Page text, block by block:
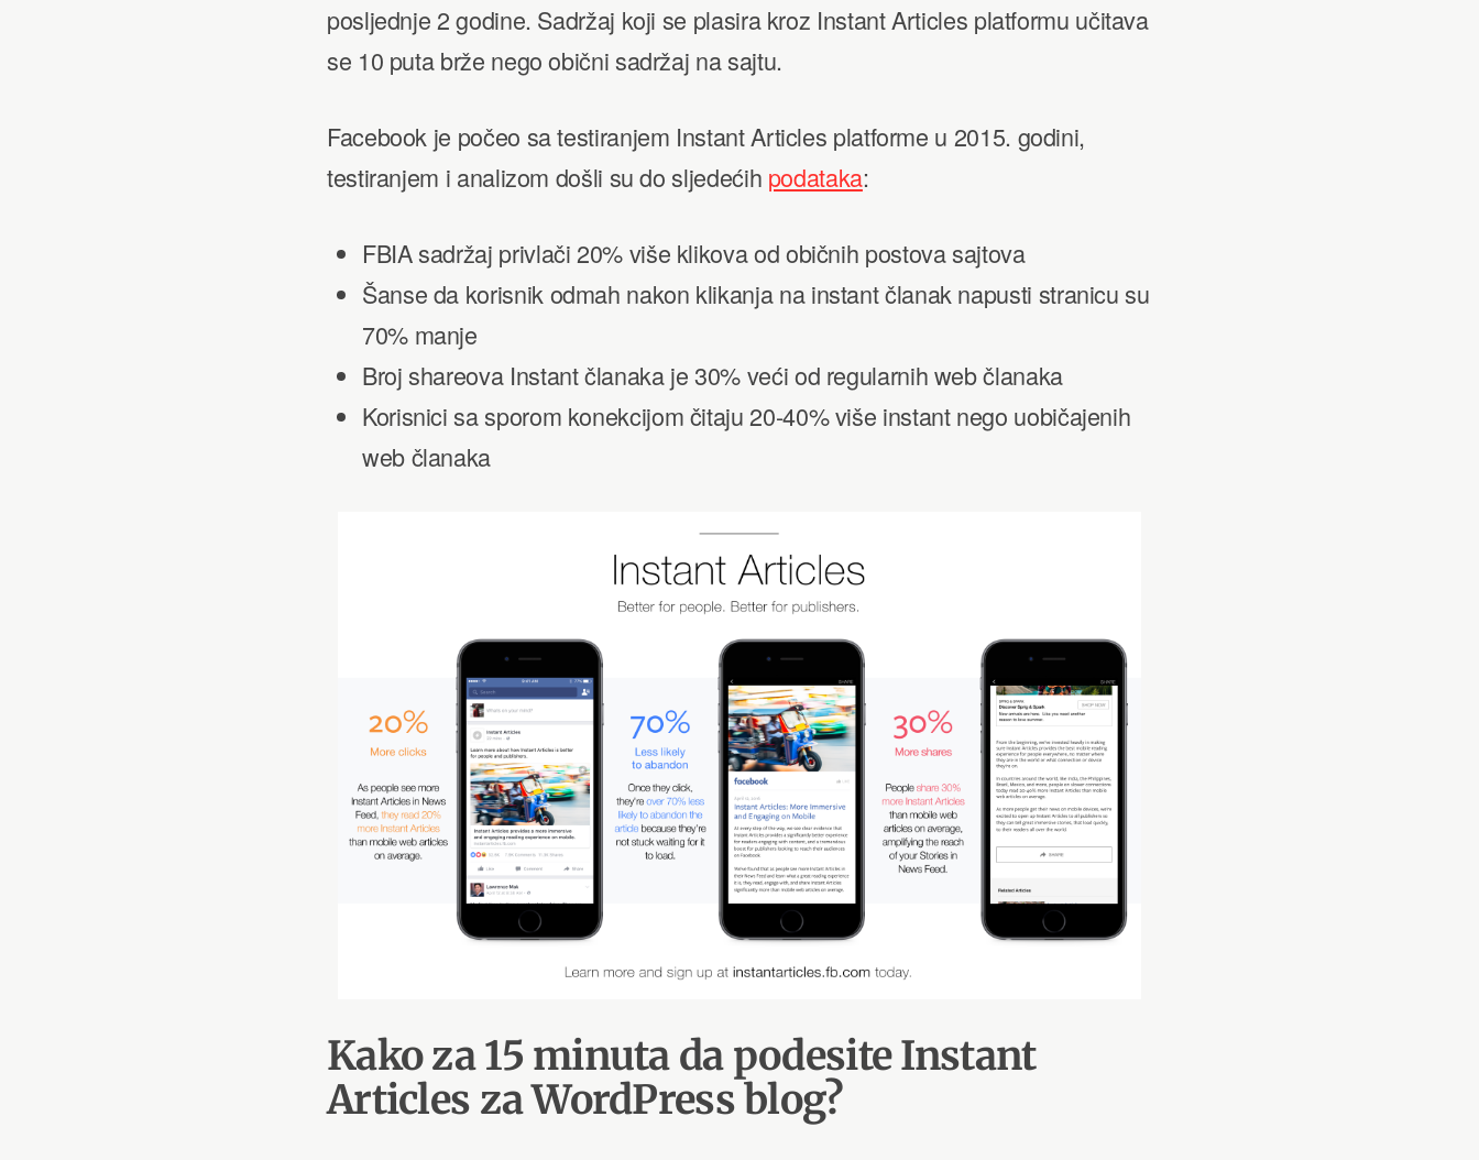
posljednje 2 godine. Sadržaj koji se plasira kroz Instant Articles platformu učitava
se 10 puta brže nego obični sadržaj na sajtu.
Facebook je počeo sa testiranjem Instant Articles platforme u 2015. godini,
testiranjem i analizom došli su do sljedećih podataka:
FBIA sadržaj privlači 20% više klikova od običnih postova sajtova
Šanse da korisnik odmah nakon klikanja na instant članak napusti stranicu su
70% manje
Broj shareova Instant članaka je 30% veći od regularnih web članaka
Korisnici sa sporom konekcijom čitaju 20-40% više instant nego uobičajenih
web članaka
Kako za 15 minuta da podesite Instant
Articles za WordPress blog?